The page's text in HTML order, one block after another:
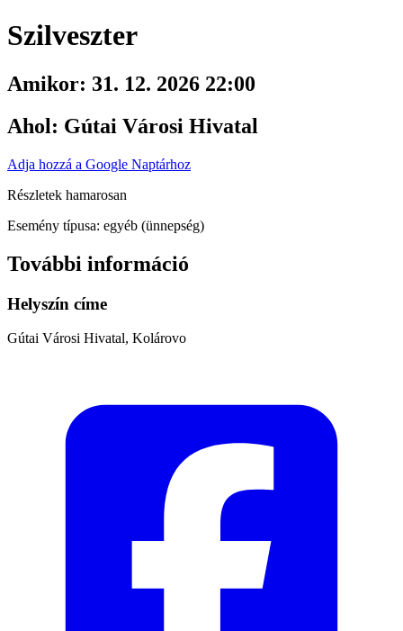
Szilveszter
Amikor: 31. 12. 2026 22:00
Ahol: Gútai Városi Hivatal
Adja hozzá a Google Naptárhoz
Részletek hamarosan
Esemény típusa: egyéb (ünnepség)
További információ
Helyszín címe
Gútai Városi Hivatal, Kolárovo